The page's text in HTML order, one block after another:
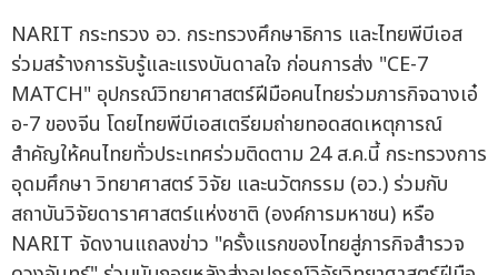
NARIT กระทรวง อว. กระทรวงศึกษาธิการ และไทยพีบีเอส
ร่วมสร้างการรับรู้และแรงบันดาลใจ ก่อนการส่ง "CE-7
MATCH" อุปกรณ์วิทยาศาสตร์ฝีมือคนไทยร่วมภารกิจฉางเอ๋
อ-7 ของจีน โดยไทยพีบีเอสเตรียมถ่ายทอดสดเหตุการณ์
สำคัญให้คนไทยทั่วประเทศร่วมติดตาม 24 ส.ค.นี้ กระทรวงการ
อุดมศึกษา วิทยาศาสตร์ วิจัย และนวัตกรรม (อว.) ร่วมกับ
สถาบันวิจัยดาราศาสตร์แห่งชาติ (องค์การมหาชน) หรือ
NARIT จัดงานแถลงข่าว "ครั้งแรกของไทยสู่ภารกิจสำรวจ